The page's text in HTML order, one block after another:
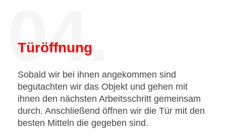
04.
Türöffnung
Sobald wir bei ihnen angekommen sind
begutachten wir das Objekt und gehen mit
ihnen den nächsten Arbeitsschritt gemeinsam
durch. Anschließend öffnen wir die Tür mit den
besten Mitteln die gegeben sind.